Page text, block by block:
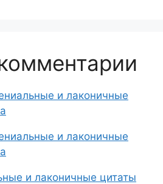
и лаконичные
и лаконичные
и лаконичные цитаты